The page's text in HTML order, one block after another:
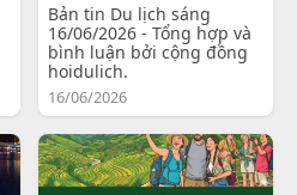
Bản tin Du lịch sáng
16/06/2026 - Tổng hợp và
bình luận bởi cộng đồng
hoidulich.
16/06/2026